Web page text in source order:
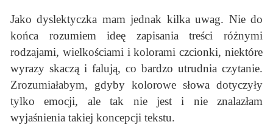
Jako dyslektyczka mam jednak kilka uwag. Nie do
końca rozumiem ideę zapisania treści różnymi
rodzajami, wielkościami i kolorami czcionki, niektóre
wyrazy skaczą i falują, co bardzo utrudnia czytanie.
Zrozumiałabym, gdyby kolorowe słowa dotyczyły
tylko emocji, ale tak nie jest i nie znalazłam
wyjaśnienia takiej koncepcji tekstu.